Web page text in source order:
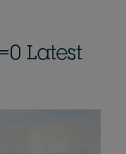
Latest